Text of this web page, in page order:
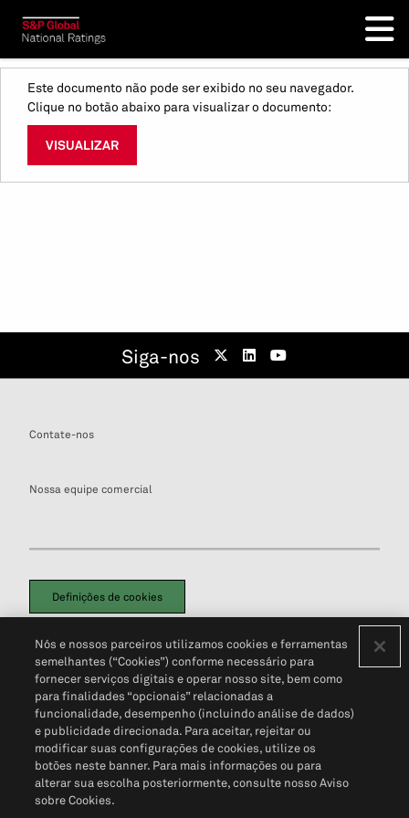
Este documento não pode ser exibido no seu navegador.
Clique no botão abaixo para visualizar o documento:
VISUALIZAR
Siga-nos
Contate-nos
Nossa equipe comercial
Definições de cookies
Política de PrivacidadePortal de privacidade do cliente (em inglês)
Não Venda Minhas Informações Pessoais© 2026 S&P Global
Nós e nossos parceiros utilizamos cookies e ferramentas
semelhantes (“Cookies”) conforme necessário para
fornecer serviços digitais e operar nosso site, bem como
para finalidades “opcionais” relacionadas a
funcionalidade, desempenho (incluindo análise de dados)
e publicidade direcionada. Para aceitar, rejeitar ou
modificar suas configurações de cookies, utilize os
botões neste banner. Para mais informações ou para
alterar sua escolha posteriormente, consulte nosso Aviso
sobre Cookies.